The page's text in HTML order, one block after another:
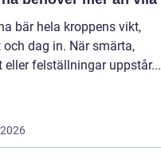
bär hela kroppens vikt,
och dag in. När smärta,
eller felställningar uppstår...